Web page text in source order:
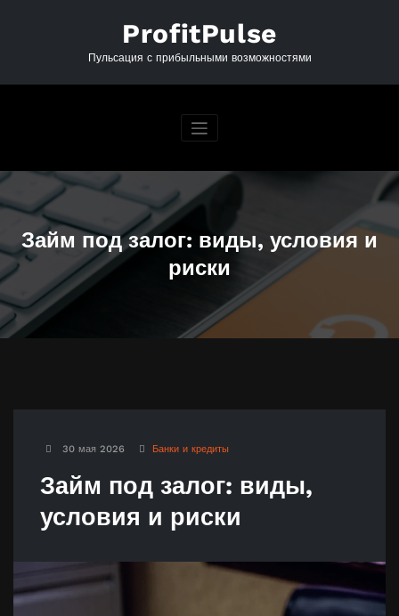
ProfitPulse
Пульсация с прибыльными возможностями
Займ под залог: виды, условия и
риски
30 мая 2026 Банки и кредиты
Займ под залог: виды,
условия и риски